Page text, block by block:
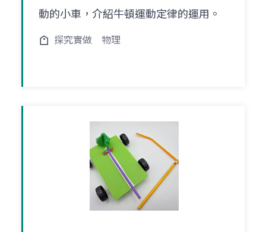
動的小車，介紹牛頓運動定律的運用。
探究實做 物理